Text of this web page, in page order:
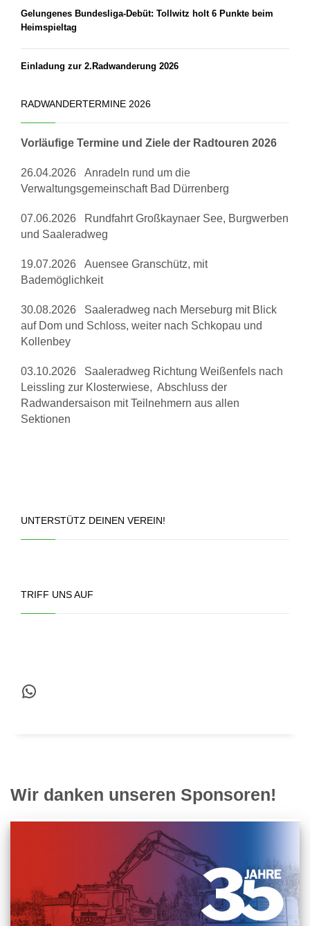
Gelungenes Bundesliga-Debüt: Tollwitz holt 6 Punkte beim
Heimspieltag
Einladung zur 2.Radwanderung 2026
RADWANDERTERMINE 2026
Vorläufige Termine und Ziele der Radtouren 2026
26.04.2026 Anradeln rund um die
Verwaltungsgemeinschaft Bad Dürrenberg
07.06.2026 Rundfahrt Großkaynaer See, Burgwerben
und Saaleradweg
19.07.2026 Auensee Granschütz, mit
Bademöglichkeit
30.08.2026 Saaleradweg nach Merseburg mit Blick
auf Dom und Schloss, weiter nach Schkopau und
Kollenbey
03.10.2026 Saaleradweg Richtung Weißenfels nach
Leissling zur Klosterwiese, Abschluss der
Radwandersaison mit Teilnehmern aus allen
Sektionen
UNTERSTÜTZ DEINEN VEREIN!
TRIFF UNS AUF
WhatsApp
Wir danken unseren Sponsoren!